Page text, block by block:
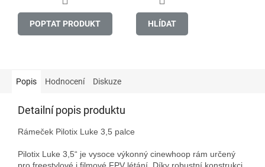
POPTAT PRODUKT HLÍDAT
Popis Hodnocení Diskuze
Detailní popis produktu
Rámeček Pilotix Luke 3,5 palce
Pilotix Luke 3,5“ je vysoce výkonný cinewhoop rám určený